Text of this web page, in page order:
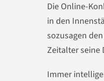
Die Online-
in den
sozusagen
Zeitalter seine
Immer